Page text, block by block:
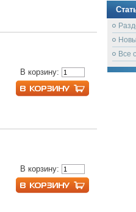
В корзину:
В корзину:
Все